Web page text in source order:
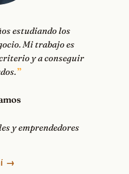
estudiando los
Mi trabajo es
y a conseguir
y emprendedores
→